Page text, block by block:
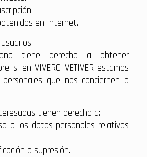
en Internet.
tiene derecho a obtener
si en VIVERO VETIVER estamos
que nos conciernen o
tienen derecho a:
a los datos personales relativos
o supresión.